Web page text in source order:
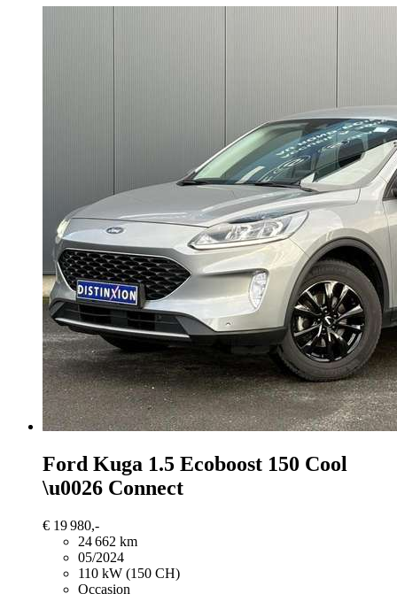
Ford Kuga 1.5 Ecoboost 150 Cool
\u0026 Connect
€ 19 980,-
24 662 km
05/2024
110 kW (150 CH)
Occasion